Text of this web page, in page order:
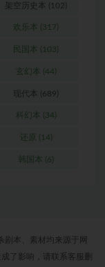
架空历史本 (102)
欢乐本 (317)
民国本 (103)
玄幻本 (44)
现代本 (689)
科幻本 (34)
还原 (14)
韩国本 (6)
本、素材均来源于网
了影响，请联系客服删